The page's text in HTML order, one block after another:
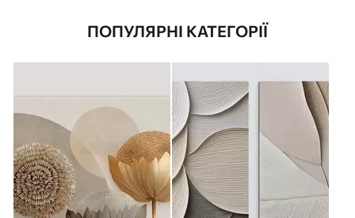
ПОПУЛЯРНІ КАТЕГОРІЇ